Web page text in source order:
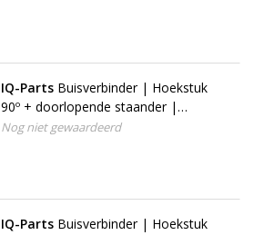
IQ-Parts Buisverbinder | Hoekstuk
90º + doorlopende staander |
25x25 / 40x40 | Type 20S
Nog niet gewaardeerd
IQ-Parts Buisverbinder | Hoekstuk